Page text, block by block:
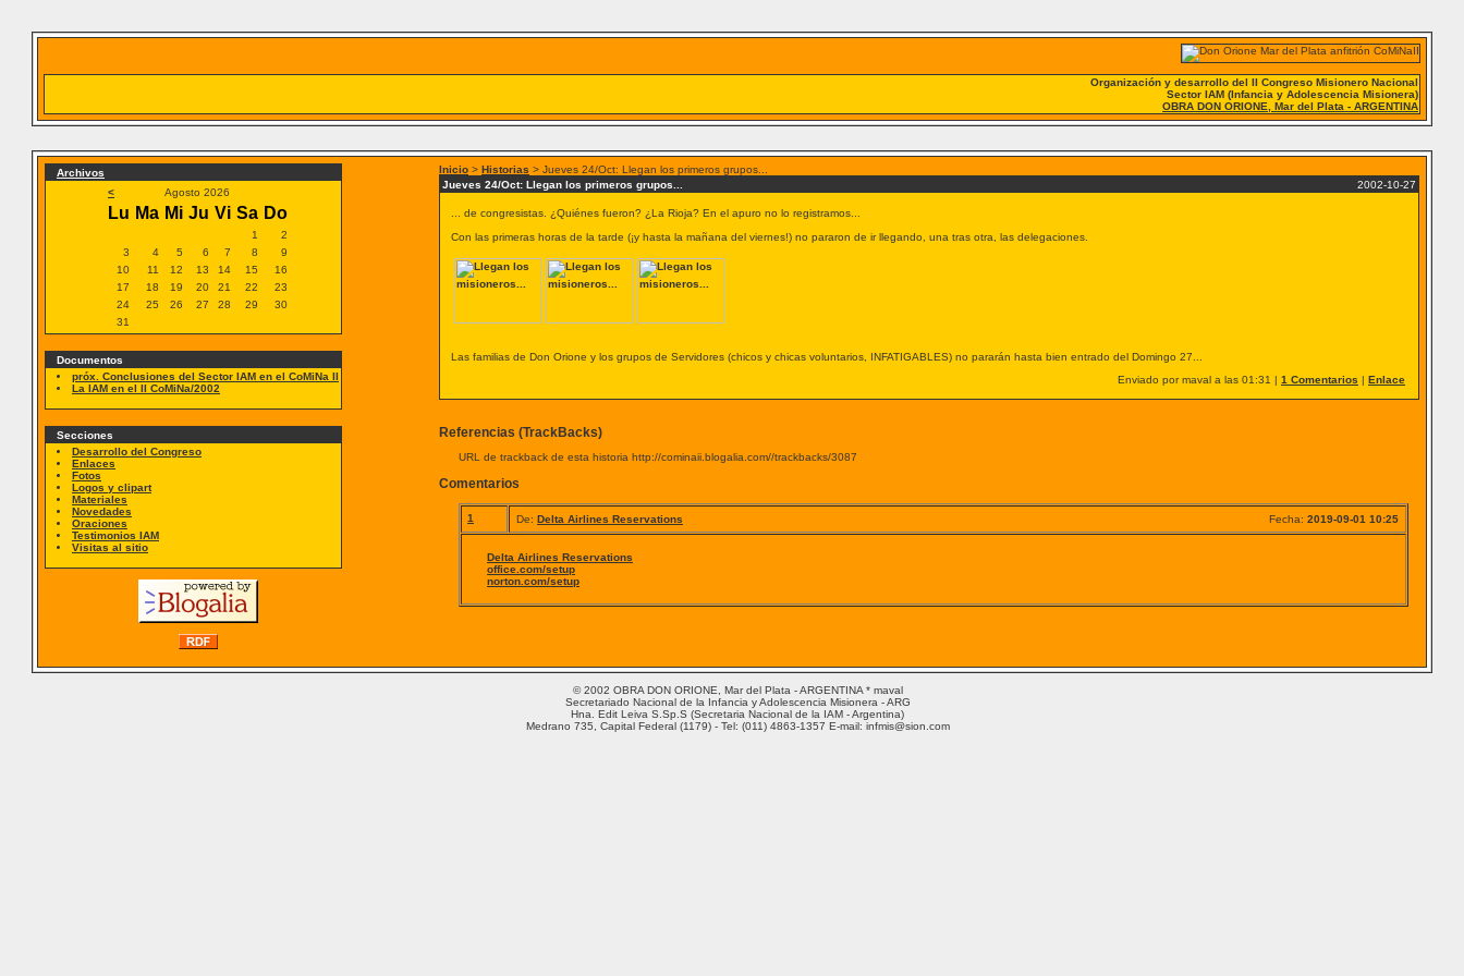
Organización y desarrollo del II Congreso Misionero Nacional
Sector IAM (Infancia y Adolescencia Misionera)
OBRA DON ORIONE, Mar del Plata - ARGENTINA
Archivos
<
Agosto 2026
Lu Ma Mi Ju Vi Sa Do
1
2
3
4 5 6 7 8
9
10
11 12 13 14 15
16
17
18 19 20 21 22
23
24
25 26 27 28 29
30
31
Documentos
próx. Conclusiones del Sector IAM en el CoMiNa II
La IAM en el II CoMiNa/2002
Secciones
Desarrollo del Congreso
Enlaces
Fotos
Logos y clipart
Materiales
Novedades
Oraciones
Testimonios IAM
Visitas al sitio
Inicio > Historias > Jueves 24/Oct: Llegan los primeros grupos...
Jueves 24/Oct: Llegan los primeros grupos...
2002-10-27
... de congresistas. ¿Quiénes fueron? ¿La Rioja? En el apuro no lo registramos...
Con las primeras horas de la tarde (¡y hasta la mañana del viernes!) no pararon de ir llegando, una tras otra, las delegaciones.
Las familias de Don Orione y los grupos de Servidores (chicos y chicas voluntarios, INFATIGABLES) no pararán hasta bien entrado del Domingo 27...
Enviado por maval a las 01:31 | 1 Comentarios | Enlace
Referencias (TrackBacks)
URL de trackback de esta historia http://cominaii.blogalia.com//trackbacks/3087
Comentarios
1 De: Delta Airlines Reservations Fecha: 2019-09-01 10:25
Delta Airlines Reservations
office.com/setup
norton.com/setup
© 2002 OBRA DON ORIONE, Mar del Plata - ARGENTINA * maval
Secretariado Nacional de la Infancia y Adolescencia Misionera - ARG
Hna. Edit Leiva S.Sp.S (Secretaria Nacional de la IAM - Argentina)
Medrano 735, Capital Federal (1179) - Tel: (011) 4863-1357 E-mail: infmis@sion.com